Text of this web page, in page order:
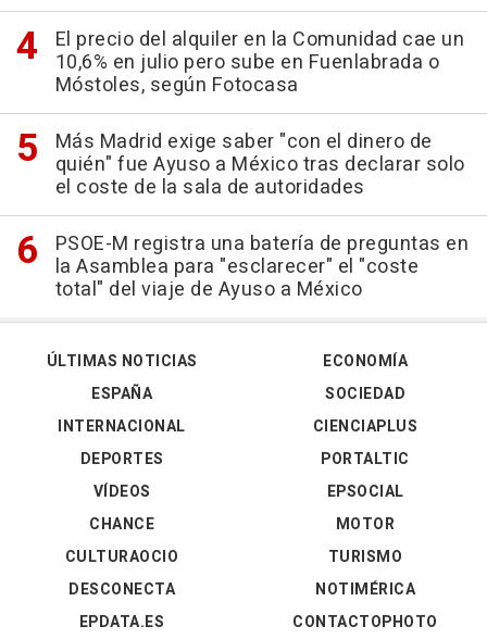
El precio del alquiler en la Comunidad cae un
10,6% en julio pero sube en Fuenlabrada o
Móstoles, según Fotocasa
Más Madrid exige saber "con el dinero de
quién" fue Ayuso a México tras declarar solo
el coste de la sala de autoridades
PSOE-M registra una batería de preguntas en
la Asamblea para "esclarecer" el "coste
total" del viaje de Ayuso a México
ÚLTIMAS NOTICIAS
ESPAÑA
INTERNACIONAL
DEPORTES
VÍDEOS
ECONOMÍA
SOCIEDAD
CIENCIAPLUS
PORTALTIC
EPSOCIAL
CHANCE
CULTURAOCIO
DESCONECTA
EPDATA.ES
MOTOR
TURISMO
NOTIMÉRICA
CONTACTOPHOTO